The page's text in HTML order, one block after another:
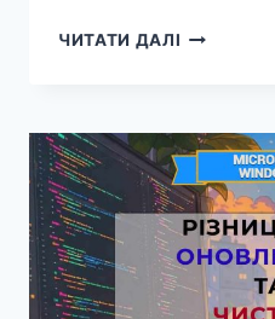
ЧИТАТИ ДАЛІ РІЗНИЦЯ
HOME
ТА
WINDOWS
11
PRO